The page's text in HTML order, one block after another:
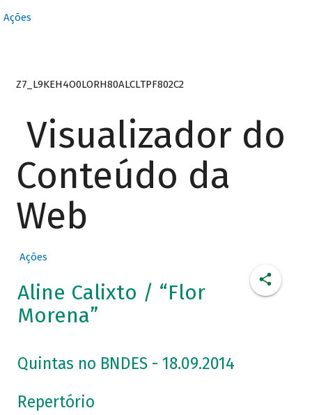
Ações
Z7_L9KEH4O0LORH80ALCLTPF802C2
Visualizador do
Conteúdo da
Web
Ações
Aline Calixto / “Flor
Morena”
Quintas no BNDES - 18.09.2014
Repertório